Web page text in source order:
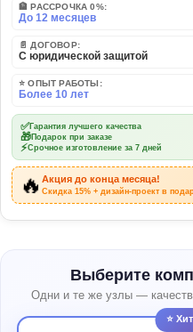
🏦 РАССРОЧКА 0%:
До 12 месяцев
📄 ДОГОВОР:
С юридической защитой
⭐ ОПЫТ РАБОТЫ:
Более 10 лет
✅Гарантия лучшего качества
🎁 Подарок при заказе
⚡Срочное изготовление за 7 дней
🔥Акция до конца месяца!
Скидка 15% + дизайн-проект в
Выберите
Одни и те же узлы —
⭐